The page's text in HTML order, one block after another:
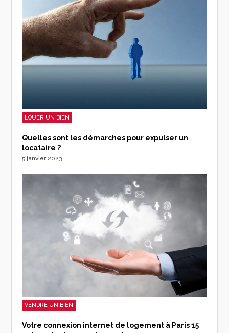
LOUER UN BIEN
Quelles sont les démarches pour expulser un
locataire ?
5 janvier 2023
VENDRE UN BIEN
Votre connexion internet de logement à Paris 15